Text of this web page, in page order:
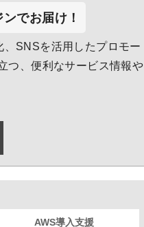
でお届け！
SNSを活用したプロモー
つ、便利なサービス情報や
AWS導入支援